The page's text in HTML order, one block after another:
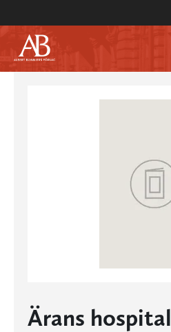
Ärans hospital